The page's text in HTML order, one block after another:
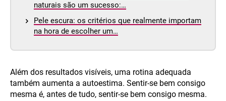
naturais são um sucesso:…
Pele escura: os critérios que realmente importam
na hora de escolher um…
Além dos resultados visíveis, uma rotina adequada
também aumenta a autoestima. Sentir-se bem consigo
mesma é, antes de tudo, sentir-se bem consigo mesma.